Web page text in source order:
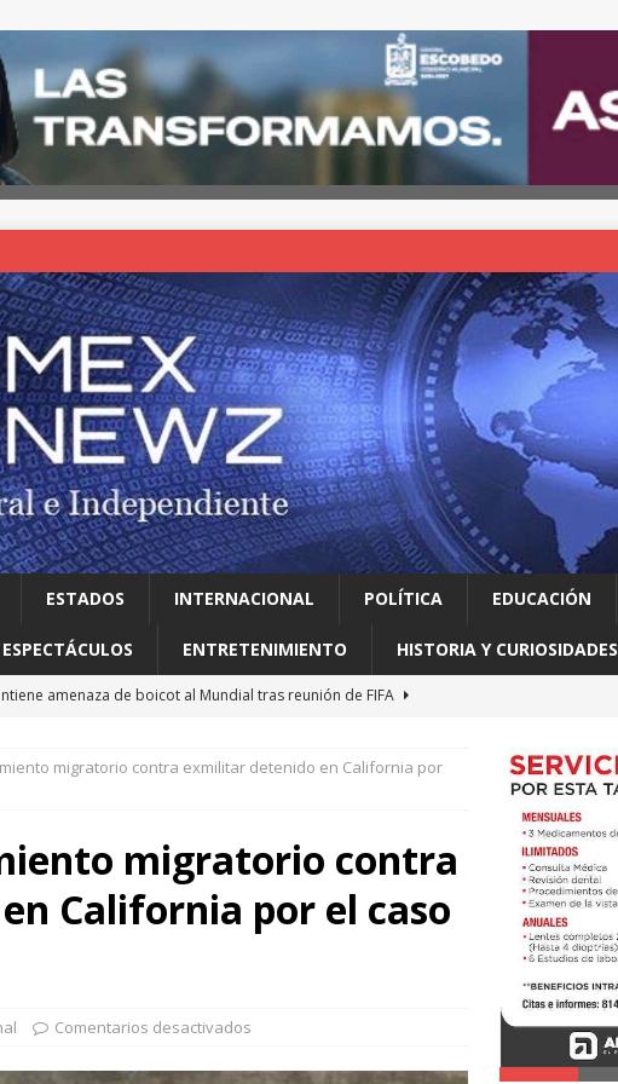
ESTADOS INTERNACIONAL POLÍTICA EDUCACIÓN
ESPECTÁCULOS ENTRETENIMIENTO HISTORIA Y CURIOSIDADES
mil 500 militares en regiones aguacateras de
que la humanidad ya usó todos los recursos renovables de
ve incierto el futuro del T-MEC; confía en que sobreviva un
migratorio contra exmilitar detenido en California por
migratorio contra
California por el caso
Comentarios desactivados